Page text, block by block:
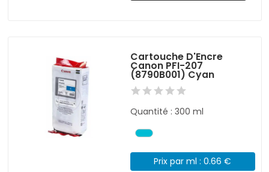
Cartouche D'Encre
Canon PFI-207
(8790B001) Cyan
Quantité : 300 ml
Prix par ml : 0.66 €